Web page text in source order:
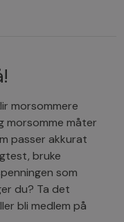
morsommere
morsomme måter
passer akkurat
bruke
som
du? Ta det
bli medlem på